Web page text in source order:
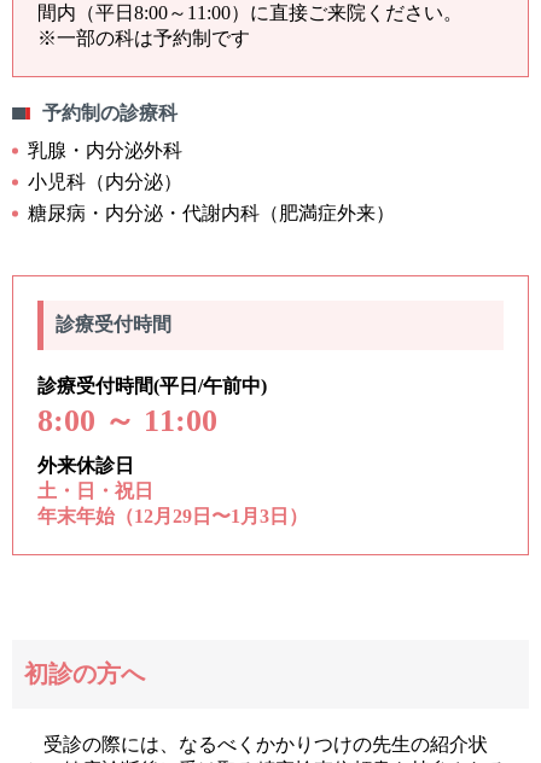
間内（平日8:00～11:00）に直接ご来院ください。
※一部の科は予約制です
予約制の診療科
乳腺・内分泌外科
小児科（内分泌）
糖尿病・内分泌・代謝内科（肥満症外来）
診療受付時間
診療受付時間(平日/午前中)
8:00 ～ 11:00
外来休診日
土・日・祝日
年末年始（12月29日〜1月3日）
初診の方へ
受診の際には、なるべくかかりつけの先生の紹介状